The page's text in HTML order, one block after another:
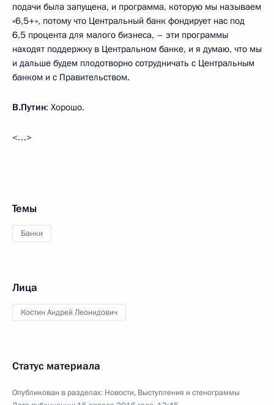
подачи была запущена, и программа, которую мы называем
«6,5+», потому что Центральный банк фондирует нас под
6,5 процента для малого бизнеса, – эти программы
находят поддержку в Центральном банке, и я думаю, что мы
и дальше будем плодотворно сотрудничать с Центральным
банком и с Правительством.
В.Путин: Хорошо.
<…>
Темы
Банки
Лица
Костин Андрей Леонидович
Статус материала
Опубликован в разделах: Новости, Выступления и стенограммы